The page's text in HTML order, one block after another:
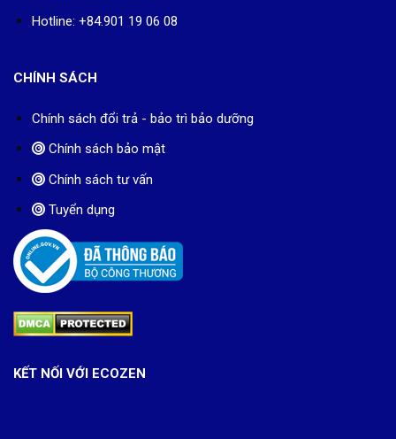
Hotline: +84.901 19 06 08
CHÍNH SÁCH
Chính sách đổi trả - bảo trì bảo dưỡng
Chính sách bảo mật
Chính sách tư vấn
Tuyển dụng
KẾT NỐI VỚI ECOZEN